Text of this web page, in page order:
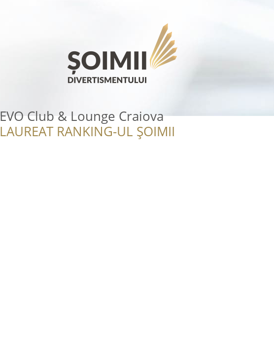
EVO Club & Lounge Craiova
LAUREAT RANKING-UL ȘOIMII